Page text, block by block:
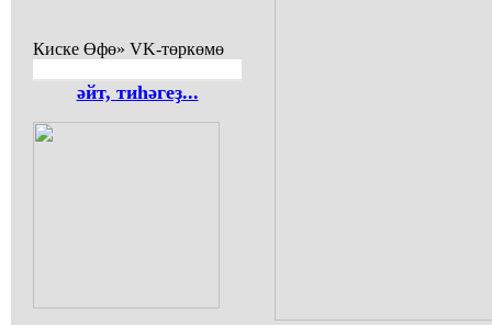
Киске Өфө» VK-төркөмө
әйт, тиһәгеҙ...